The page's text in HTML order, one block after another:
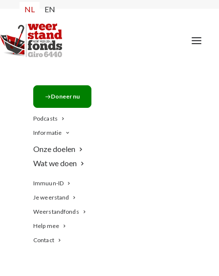
NL EN
Doneer nu
Podcasts
Informatie
Onze doelen
Wat we doen
Immuun-ID
Je weerstand
Weerstandfonds
Help mee
Contact
Quodari_weerstandfonds
Home Het Weerstandfonds